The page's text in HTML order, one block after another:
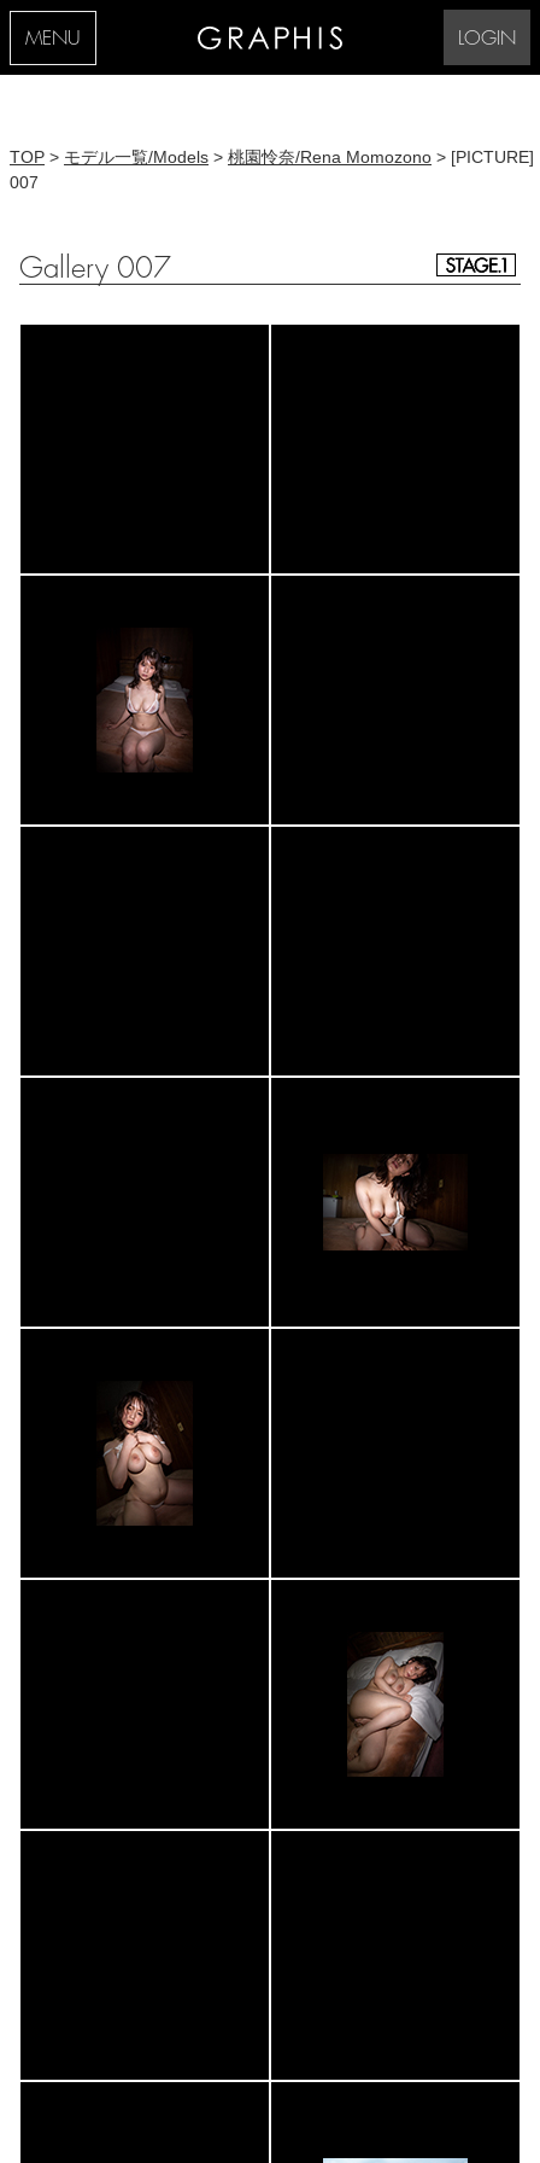
MENU LOGIN
TOP > モデル一覧/Models > 桃園怜奈/Rena Momozono > [PICTURE]
007
Gallery 007